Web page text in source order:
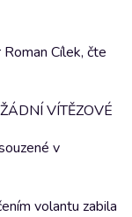
Cílek, čte
VÍTĚZOVÉ
v
volantu zabila